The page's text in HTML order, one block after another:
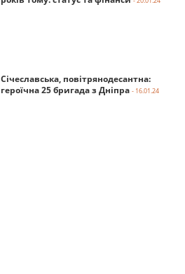
Січеславська, повітрянодесантна:
героїчна 25 бригада з Дніпра - 16.01.24